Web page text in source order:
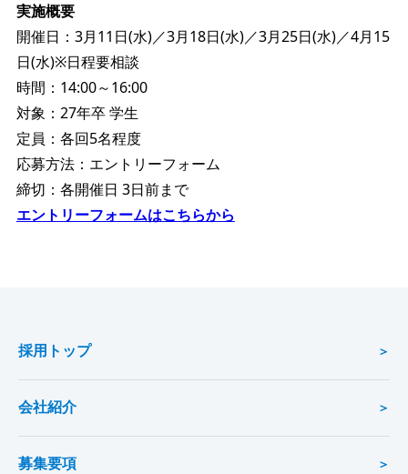
実施概要
開催日：3月11日(水)／3月18日(水)／3月25日(水)／4月15
日(水)※日程要相談
時間：14:00～16:00
対象：27年卒 学生
定員：各回5名程度
応募方法：エントリーフォーム
締切：各開催日 3日前まで
エントリーフォームはこちらから
採用トップ
会社紹介
募集要項